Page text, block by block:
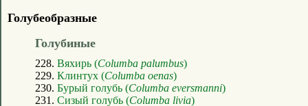
Голубеобразные
Голубиные
228. Вяхирь (Columba palumbus)
229. Клинтух (Columba oenas)
230. Бурый голубь (Columba eversmanni)
231. Сизый голубь (Columba livia)